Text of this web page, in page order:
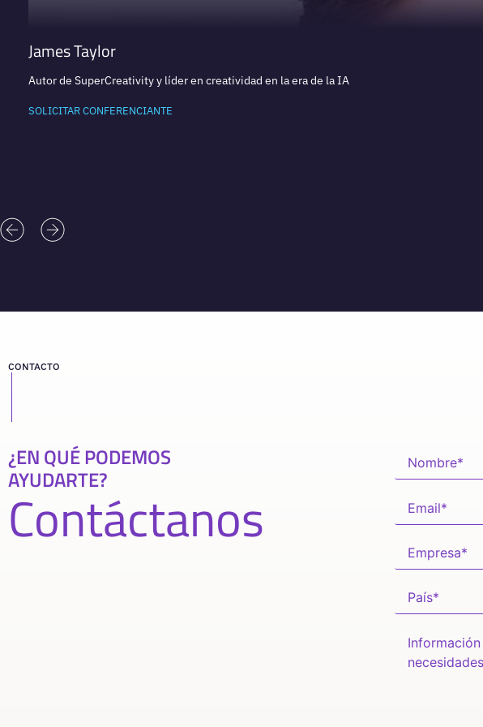
James Taylor
Autor de SuperCreativity y líder en creatividad en la era de la IA
SOLICITAR CONFERENCIANTE
CONTACTO
¿EN QUÉ PODEMOS
AYUDARTE?
Contáctanos